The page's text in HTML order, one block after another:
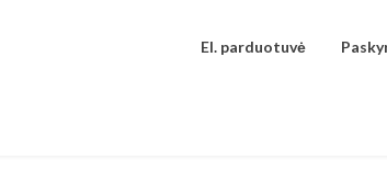
El. parduotuvė